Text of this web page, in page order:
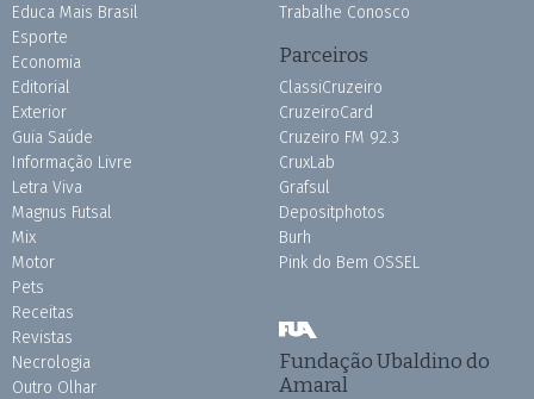
Educa Mais Brasil
Esporte
Economia
Editorial
Exterior
Guia Saúde
Informação Livre
Letra Viva
Magnus Futsal
Mix
Motor
Pets
Receitas
Revistas
Necrologia
Outro Olhar
Trabalhe Conosco
Parceiros
ClassiCruzeiro
CruzeiroCard
Cruzeiro FM 92.3
CruxLab
Grafsul
Depositphotos
Burh
Pink do Bem OSSEL
Fundação Ubaldino do
Amaral